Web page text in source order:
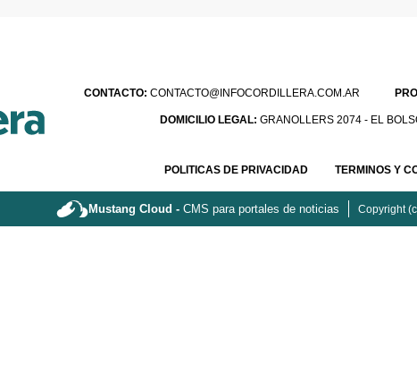
CONTACTO: CONTACTO@INFOCORDILLERA.COM.AR
DOMICILIO LEGAL:GRANOLLERS 2074 - EL
POLITICAS DE PRIVACIDAD TERMINOS Y
Mustang Cloud - CMS para portales de noticias Copyright